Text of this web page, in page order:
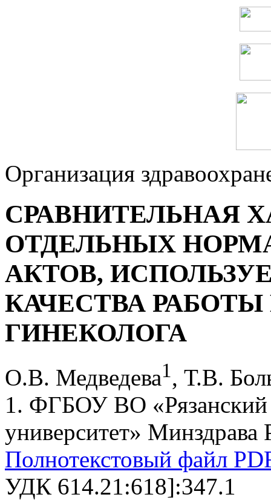
Организация
СРАВНИТЕЛЬНАЯ
ОТДЕЛЬНЫХ
АКТОВ,
КАЧЕСТВА
ГИНЕКОЛОГА
О.В. Медведева1, Т.В.
1. ФГБОУ ВО «Рязанский
университет» Минздрава
Полнотекстовый файл
УДК 614.21:618]:347.1